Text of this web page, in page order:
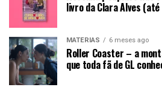
livro da Clara Alves
MATÉRIAS 6 meses ago
Roller Coaster – a
que toda fã de GL